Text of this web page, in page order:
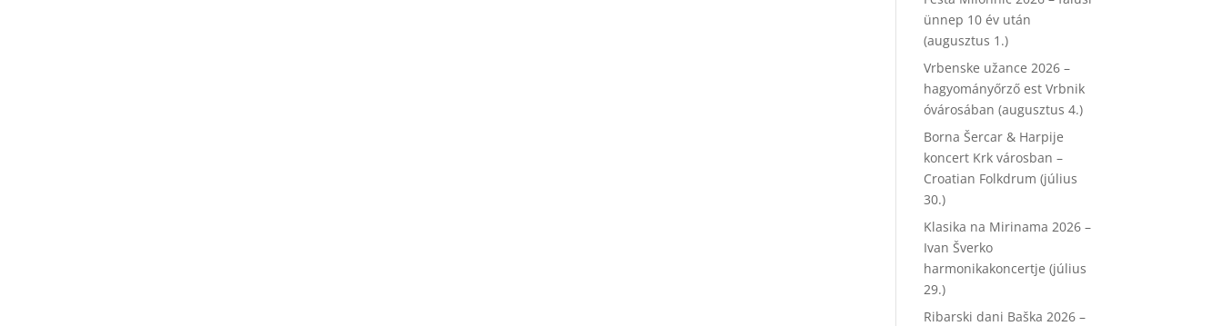
ünnep 10 év után
(augusztus 1.)
Vrbenske užance 2026 –
hagyományőrző est Vrbnik
óvárosában (augusztus 4.)
Borna Šercar & Harpije
koncert Krk városban –
Croatian Folkdrum (július
30.)
Klasika na Mirinama 2026 –
Ivan Šverko
harmonikakoncertje (július
29.)
Ribarski dani Baška 2026 –